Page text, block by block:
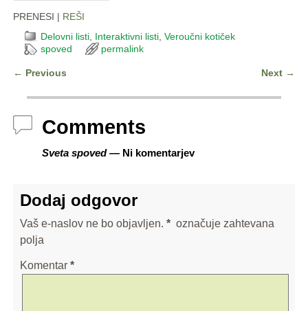
PRENESI | REŠI
Delovni listi, Interaktivni listi, Veroučni kotiček
spoved
permalink
← Previous Next →
Comments
Sveta spoved— Ni komentarjev
Dodaj odgovor
Vaš e-naslov ne bo objavljen. * označuje zahtevana
polja
Komentar *